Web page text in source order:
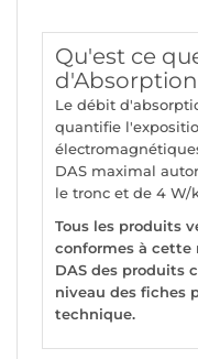
Qu'est ce
Le débit
quantifie
DAS maximal
le tronc et de 4 W/
Tous les produits
conformes à cette
DAS des produits
niveau des fiches
technique.